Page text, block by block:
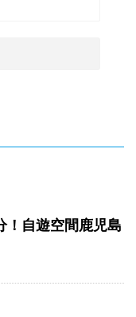
！自遊空間鹿児島